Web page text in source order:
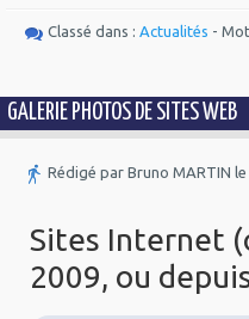
Classé dans : Actualités -
GALERIE PHOTOS DE SITES WEB
Rédigé par Bruno MARTIN
Sites Internet
2009, ou